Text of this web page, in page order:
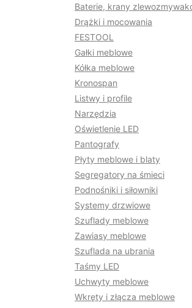
Baterie, krany
Drążki i mocowania
FESTOOL
Gałki meblowe
Kółka meblowe
Kronospan
Listwy i profile
Narzędzia
Oświetlenie LED
Pantografy
Płyty meblowe i blaty
Segregatory na śmieci
Podnośniki i siłowniki
Systemy drzwiowe
Szuflady meblowe
Zawiasy meblowe
Szuflada na ubrania
Taśmy LED
Uchwyty meblowe
Wkręty i złącza meblowe